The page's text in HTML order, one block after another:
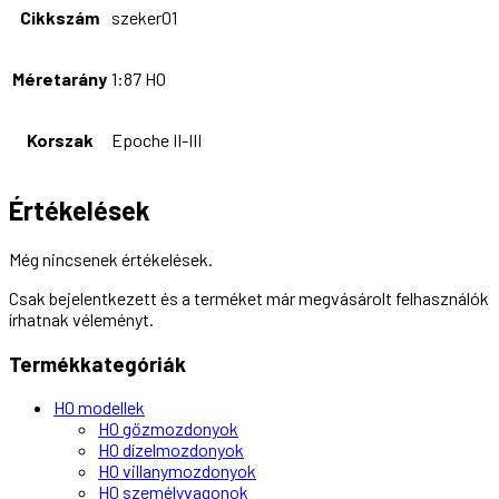
Épületek
Fák, bokrok, növények
Figurák, kiegészítők
Járművek
Szóróanyagok
Bögrék
Anya, Anyák napja
Film, Mozi
Vonat, mozdony
Festmények
Kulcstartók
Egyéb kiegészítők
Épület kiegészítők
Közúti kiegészítők
Városi / falusi kiegészítők